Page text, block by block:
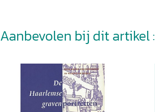
Aanbevolen bij dit artikel :